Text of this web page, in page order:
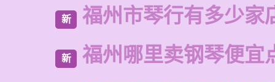
新 福州市琴行有多少家
新 福州哪里卖钢琴便宜